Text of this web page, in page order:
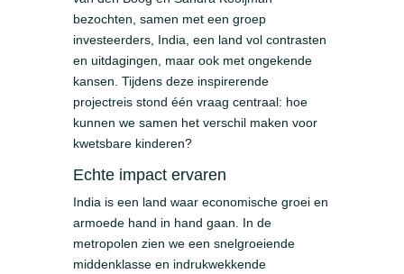
bezochten, samen met een groep
investeerders, India, een land vol contrasten
en uitdagingen, maar ook met ongekende
kansen. Tijdens deze inspirerende
projectreis stond één vraag centraal: hoe
kunnen we samen het verschil maken voor
kwetsbare kinderen?
Echte impact ervaren
India is een land waar economische groei en
armoede hand in hand gaan. In de
metropolen zien we een snelgroeiende
middenklasse en indrukwekkende